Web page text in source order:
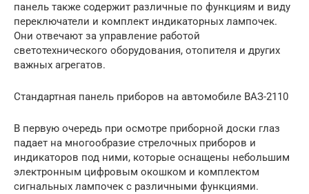
панель также содержит различные по функциям и виду
переключатели и комплект индикаторных лампочек.
Они отвечают за управление работой
светотехнического оборудования, отопителя и других
важных агрегатов.
Стандартная панель приборов на автомобиле ВАЗ-2110
В первую очередь при осмотре приборной доски глаз
падает на многообразие стрелочных приборов и
индикаторов под ними, которые оснащены небольшим
электронным цифровым окошком и комплектом
сигнальных лампочек с различными функциями.